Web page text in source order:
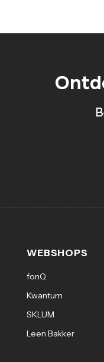
WEBSHOPS
fonQ
Kwantum
SKLUM
Leen Bakker